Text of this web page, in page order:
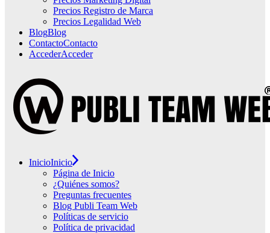
Precios Registro de Marca
Precios Legalidad Web
BlogBlog
ContactoContacto
AccederAcceder
InicioInicio
Página de Inicio
¿Quiénes somos?
Preguntas frecuentes
Blog Publi Team Web
Políticas de servicio
Política de privacidad